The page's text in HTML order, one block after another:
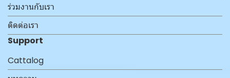
ร่วมงานกับเรา
ติดต่อเรา
Support
Cattalog